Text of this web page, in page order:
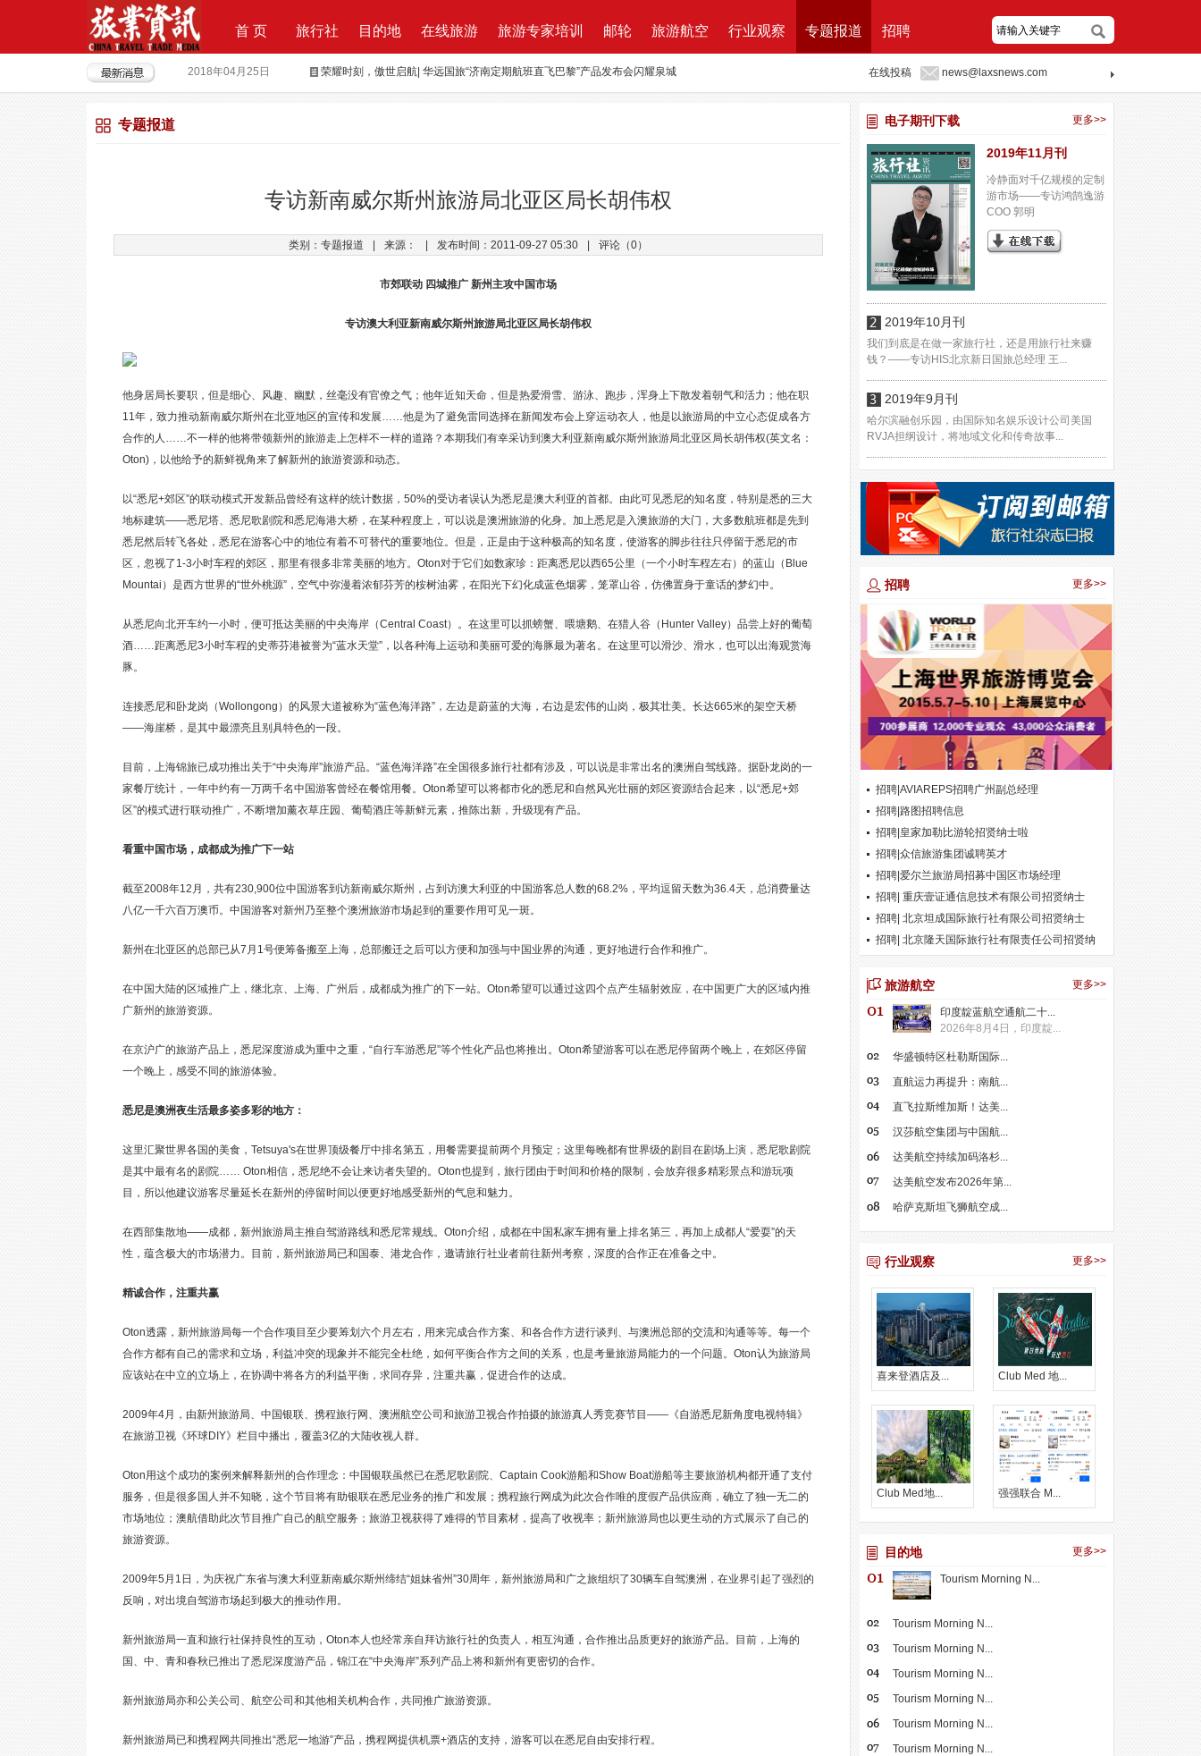
首 页 旅行社 目的地 在线旅游 旅游专家培训 邮轮 旅游航空 行业观察 专题报道 招聘
2018年04月25日 荣耀时刻，傲世启航| 华远国旅“济南定期航班直飞巴黎”产品发布会闪耀泉城
全球摄影旅行“路图”宣布获得千万元融资
超级分销 开启新的航程
在线投稿 news@laxsnews.com
专题报道
专访新南威尔斯州旅游局北亚区局长胡伟权
类别：专题报道 来源： 发布时间：2011-09-27 05:30 评论（0）
市郊联动 四城推广 新州主攻中国市场
专访澳大利亚新南威尔斯州旅游局北亚区局长胡伟权
他身居局长要职，但是细心、风趣、幽默，丝毫没有官僚之气；他年近知天命，但是热爱滑雪、游泳、跑步，浑身上下散发着朝气和活力；他在职
11年，致力推动新南威尔斯州在北亚地区的宣传和发展……他是为了避免雷同选择在新闻发布会上穿运动衣人，他是以旅游局的中立心态促成各方
合作的人……不一样的他将带领新州的旅游走上怎样不一样的道路？本期我们有幸采访到澳大利亚新南威尔斯州旅游局北亚区局长胡伟权(英文名：
Oton)，以他给予的新鲜视角来了解新州的旅游资源和动态。
以“悉尼+郊区”的联动模式开发新品曾经有这样的统计数据，50%的受访者误认为悉尼是澳大利亚的首都。由此可见悉尼的知名度，特别是悉的三大
地标建筑——悉尼塔、悉尼歌剧院和悉尼海港大桥，在某种程度上，可以说是澳洲旅游的化身。加上悉尼是入澳旅游的大门，大多数航班都是先到
悉尼然后转飞各处，悉尼在游客心中的地位有着不可替代的重要地位。但是，正是由于这种极高的知名度，使游客的脚步往往只停留于悉尼的市
区，忽视了1-3小时车程的郊区，那里有很多非常美丽的地方。Oton对于它们如数家珍：距离悉尼以西65公里（一个小时车程左右）的蓝山（Blue
Mountai）是西方世界的“世外桃源”，空气中弥漫着浓郁芬芳的桉树油雾，在阳光下幻化成蓝色烟雾，笼罩山谷，仿佛置身于童话的梦幻中。
从悉尼向北开车约一小时，便可抵达美丽的中央海岸（Central Coast）。在这里可以抓螃蟹、喂塘鹅、在猎人谷（Hunter Valley）品尝上好的葡萄
酒……距离悉尼3小时车程的史蒂芬港被誉为“蓝水天堂”，以各种海上运动和美丽可爱的海豚最为著名。在这里可以滑沙、滑水，也可以出海观赏海
豚。
连接悉尼和卧龙岗（Wollongong）的风景大道被称为“蓝色海洋路”，左边是蔚蓝的大海，右边是宏伟的山岗，极其壮美。长达665米的架空天桥
——海崖桥，是其中最漂亮且别具特色的一段。
目前，上海锦旅已成功推出关于“中央海岸”旅游产品。“蓝色海洋路”在全国很多旅行社都有涉及，可以说是非常出名的澳洲自驾线路。据卧龙岗的一
家餐厅统计，一年中约有一万两千名中国游客曾经在餐馆用餐。Oton希望可以将都市化的悉尼和自然风光壮丽的郊区资源结合起来，以“悉尼+郊
区”的模式进行联动推广，不断增加薰衣草庄园、葡萄酒庄等新鲜元素，推陈出新，升级现有产品。
看重中国市场，成都成为推广下一站
截至2008年12月，共有230,900位中国游客到访新南威尔斯州，占到访澳大利亚的中国游客总人数的68.2%，平均逗留天数为36.4天，总消费量达
八亿一千六百万澳币。中国游客对新州乃至整个澳洲旅游市场起到的重要作用可见一斑。
新州在北亚区的总部已从7月1号便筹备搬至上海，总部搬迁之后可以方便和加强与中国业界的沟通，更好地进行合作和推广。
在中国大陆的区域推广上，继北京、上海、广州后，成都成为推广的下一站。Oton希望可以通过这四个点产生辐射效应，在中国更广大的区域内推
广新州的旅游资源。
在京沪广的旅游产品上，悉尼深度游成为重中之重，“自行车游悉尼”等个性化产品也将推出。Oton希望游客可以在悉尼停留两个晚上，在郊区停留
一个晚上，感受不同的旅游体验。
悉尼是澳洲夜生活最多姿多彩的地方：
这里汇聚世界各国的美食，Tetsuya's在世界顶级餐厅中排名第五，用餐需要提前两个月预定；这里每晚都有世界级的剧目在剧场上演，悉尼歌剧院
是其中最有名的剧院…… Oton相信，悉尼绝不会让来访者失望的。Oton也提到，旅行团由于时间和价格的限制，会放弃很多精彩景点和游玩项
目，所以他建议游客尽量延长在新州的停留时间以便更好地感受新州的气息和魅力。
在西部集散地——成都，新州旅游局主推自驾游路线和悉尼常规线。Oton介绍，成都在中国私家车拥有量上排名第三，再加上成都人“爱耍”的天
性，蕴含极大的市场潜力。目前，新州旅游局已和国泰、港龙合作，邀请旅行社业者前往新州考察，深度的合作正在准备之中。
精诚合作，注重共赢
Oton透露，新州旅游局每一个合作项目至少要筹划六个月左右，用来完成合作方案、和各合作方进行谈判、与澳洲总部的交流和沟通等等。每一个
合作方都有自己的需求和立场，利益冲突的现象并不能完全杜绝，如何平衡合作方之间的关系，也是考量旅游局能力的一个问题。Oton认为旅游局
应该站在中立的立场上，在协调中将各方的利益平衡，求同存异，注重共赢，促进合作的达成。
2009年4月，由新州旅游局、中国银联、携程旅行网、澳洲航空公司和旅游卫视合作拍摄的旅游真人秀竞赛节目——《自游悉尼新角度电视特辑》
在旅游卫视《环球DIY》栏目中播出，覆盖3亿的大陆收视人群。
Oton用这个成功的案例来解释新州的合作理念：中国银联虽然已在悉尼歌剧院、Captain Cook游船和Show Boat游船等主要旅游机构都开通了支付
服务，但是很多国人并不知晓，这个节目将有助银联在悉尼业务的推广和发展；携程旅行网成为此次合作唯的度假产品供应商，确立了独一无二的
市场地位；澳航借助此次节目推广自己的航空服务；旅游卫视获得了难得的节目素材，提高了收视率；新州旅游局也以更生动的方式展示了自己的
旅游资源。
2009年5月1日，为庆祝广东省与澳大利亚新南威尔斯州缔结“姐妹省州”30周年，新州旅游局和广之旅组织了30辆车自驾澳洲，在业界引起了强烈的
反响，对出境自驾游市场起到极大的推动作用。
新州旅游局一直和旅行社保持良性的互动，Oton本人也经常亲自拜访旅行社的负责人，相互沟通，合作推出品质更好的旅游产品。目前，上海的
国、中、青和春秋已推出了悉尼深度游产品，锦江在“中央海岸”系列产品上将和新州有更密切的合作。
新州旅游局亦和公关公司、航空公司和其他相关机构合作，共同推广旅游资源。
新州旅游局已和携程网共同推出“悉尼一地游”产品，携程网提供机票+酒店的支持，游客可以在悉尼自由安排行程。
更多>>
电子期刊下载
2019年11月刊
冷静面对千亿规模的定制
游市场——专访鸿鹄逸游
COO 郭明
2019年10月刊
我们到底是在做一家旅行社，还是用旅行社来赚
钱？——专访HIS北京新日国旅总经理 王...
2019年9月刊
哈尔滨融创乐园，由国际知名娱乐设计公司美国
RVJA担纲设计，将地域文化和传奇故事...
更多>>
招聘
招聘|AVIAREPS招聘广州副总经理
招聘|路图招聘信息
招聘|皇家加勒比游轮招贤纳士啦
招聘|众信旅游集团诚聘英才
招聘|爱尔兰旅游局招募中国区市场经理
招聘| 重庆壹证通信息技术有限公司招贤纳士
招聘| 北京坦成国际旅行社有限公司招贤纳士
招聘| 北京隆天国际旅行社有限责任公司招贤纳
更多>>
旅游航空
印度靛蓝航空通航二十...
2026年8月4日，印度靛...
华盛顿特区杜勒斯国际...
直航运力再提升：南航...
直飞拉斯维加斯！达美...
汉莎航空集团与中国航...
达美航空持续加码洛杉...
达美航空发布2026年第...
哈萨克斯坦飞狮航空成...
更多>>
行业观察
喜来登酒店及... Club Med 地...
Club Med地... 强强联合 M...
更多>>
目的地
Tourism Morning N...
Tourism Morning N...
Tourism Morning N...
Tourism Morning N...
Tourism Morning N...
Tourism Morning N...
Tourism Morning N...